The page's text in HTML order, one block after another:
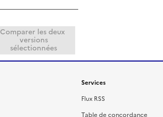
Comparer les deux
versions
sélectionnées
Services
Flux RSS
Table de concordance